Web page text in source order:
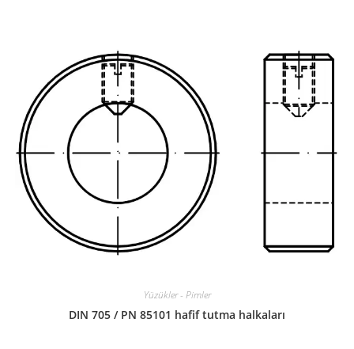
Yüzükler - Pimler
DIN 705 / PN 85101 hafif tutma halkaları